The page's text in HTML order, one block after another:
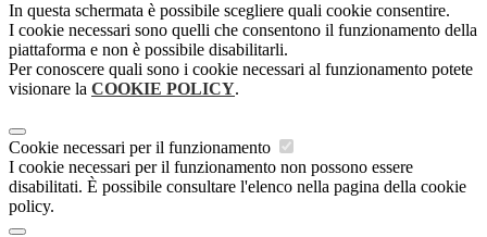
In questa schermata è possibile scegliere quali cookie consentire.
I cookie necessari sono quelli che consentono il funzionamento della
piattaforma e non è possibile disabilitarli.
Per conoscere quali sono i cookie necessari al funzionamento potete
visionare la COOKIE POLICY.
Cookie necessari per il funzionamento
I cookie necessari per il funzionamento non possono essere
disabilitati. È possibile consultare l'elenco nella pagina della cookie
policy.